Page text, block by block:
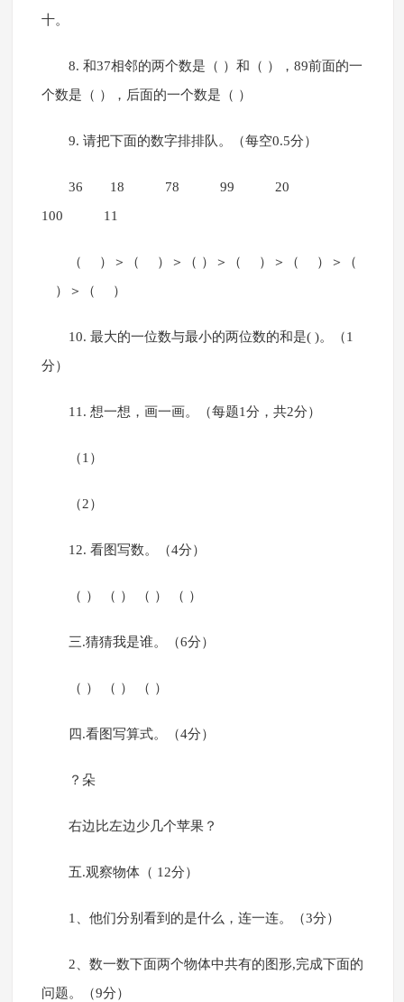
十。
8. 和37相邻的两个数是（ ）和（ ），89前面的一
个数是（ ），后面的一个数是（ ）
9. 请把下面的数字排排队。（每空0.5分）
36 18 78 99 20
100 11
（ ）＞（ ）＞（ ）＞（ ）＞（ ）＞（
）＞（ ）
10. 最大的一位数与最小的两位数的和是( )。（1
分）
11. 想一想，画一画。（每题1分，共2分）
（1）
（2）
12. 看图写数。（4分）
（ ） （ ） （ ） （ ）
三.猜猜我是谁。（6分）
（ ） （ ） （ ）
四.看图写算式。（4分）
？朵
右边比左边少几个苹果？
五.观察物体（ 12分）
1、他们分别看到的是什么，连一连。（3分）
2、数一数下面两个物体中共有的图形,完成下面的
问题。（9分）